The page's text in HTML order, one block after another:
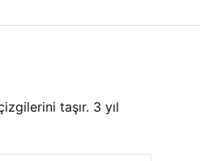
taşır. 3 yıl